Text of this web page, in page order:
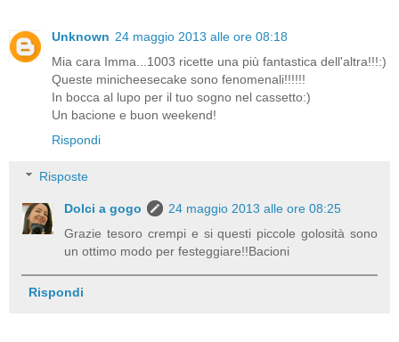
Unknown 24 maggio 2013 alle ore 08:18
Mia cara Imma...1003 ricette una più fantastica dell'altra!!!:)
Queste minicheesecake sono fenomenali!!!!!!
In bocca al lupo per il tuo sogno nel cassetto:)
Un bacione e buon weekend!
Rispondi
Risposte
Dolci a gogo
24 maggio 2013 alle ore 08:25
Grazie tesoro crempi e si questi piccole golosità sono
un ottimo modo per festeggiare!!Bacioni
Rispondi